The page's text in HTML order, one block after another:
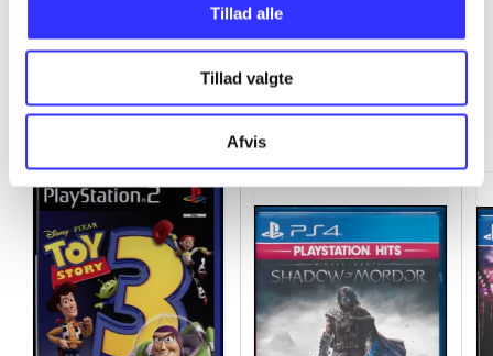
Tillad alle
Tillad valgte
Afvis
Minder om